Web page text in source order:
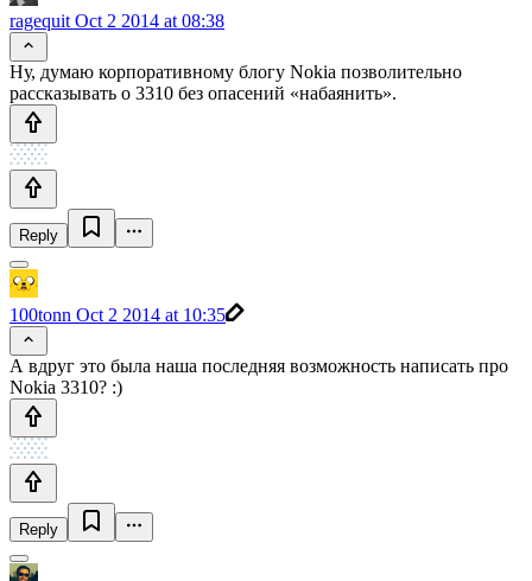
ragequit Oct 2 2014 at 08:38
Ну, думаю корпоративному блогу Nokia позволительно
рассказывать о 3310 без опасений «набаянить».
Reply
100tonn Oct 2 2014 at 10:35
А вдруг это была наша последняя возможность написать про
Nokia 3310? :)
Reply